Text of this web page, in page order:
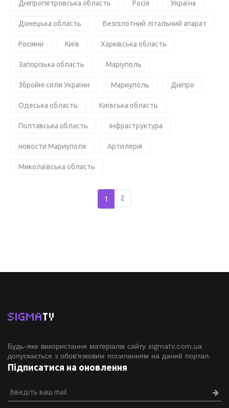
Дніпропетровська область Росія Україна
Донецька область Безпілотний літальний апарат
Росіяни Київ Харківська область
Запорізька область Маріуполь
Збройні сили України Мариуполь Дніпро
Одеська область Київська область
Полтавська область Інфраструктура
новости Мариуполя Артилерія
Миколаївська область
1 2
SIGMATV
Будь-яке використання матеріалів сайту sigmatv.com.ua
допускається з обов'язковим посиланням на даний портал.
Підписатися на оновлення